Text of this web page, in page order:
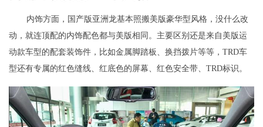
内饰方面，国产版亚洲龙基本照搬美版豪华型风格，没什么改
动，就连顶配的内饰配色都与美版相同。主要区别还是来自美版运
动款车型的配套装饰件，比如金属脚踏板、换挡拨片等等，TRD车
型还有专属的红色缝线、红底色的屏幕、红色安全带、TRD标识。